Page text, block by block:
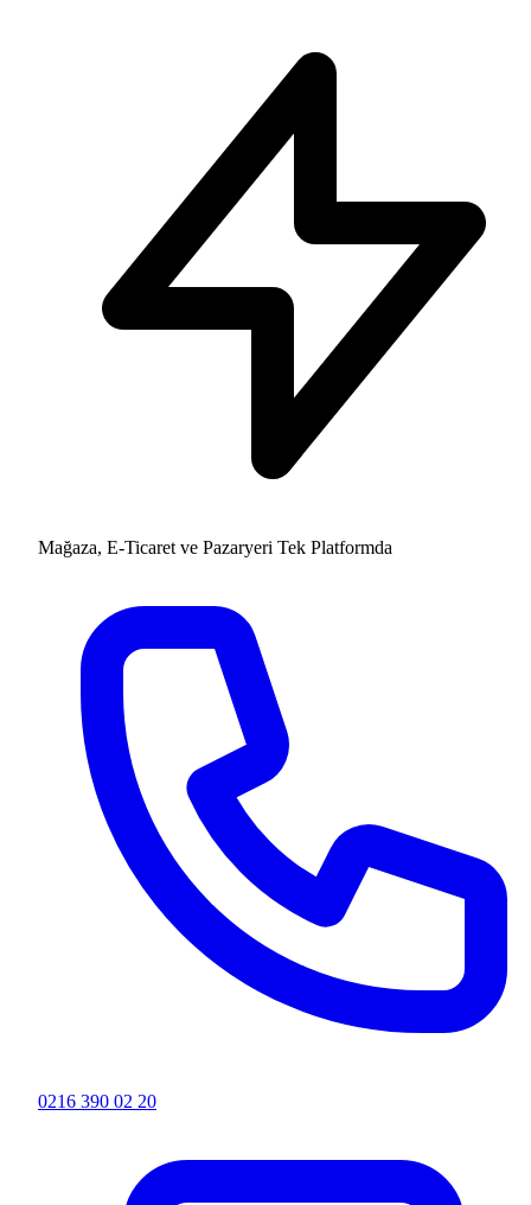
Mağaza, E-Ticaret ve Pazaryeri Tek Platformda
0216 390 02 20